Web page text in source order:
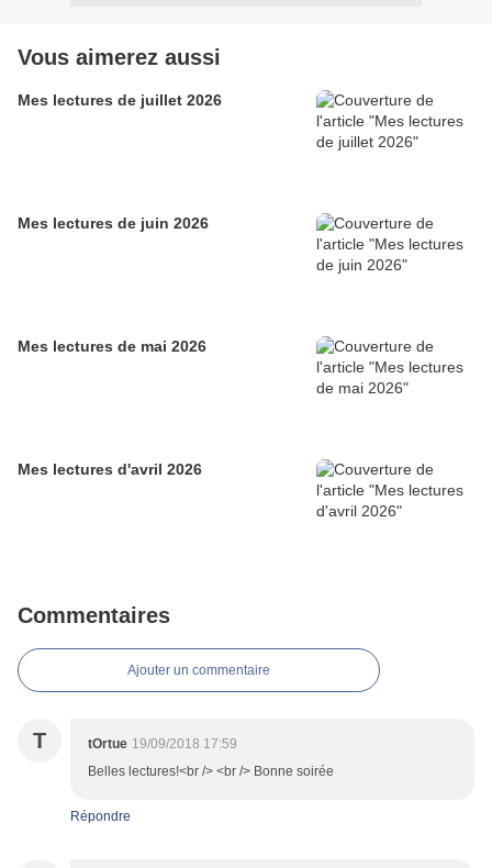
Vous aimerez aussi
Mes lectures de juillet 2026
Mes lectures de juin 2026
Mes lectures de mai 2026
Mes lectures d'avril 2026
Commentaires
Ajouter un commentaire
T tOrtue 19/09/2018 17:59
Belles lectures!<br /> <br /> Bonne soirée
Répondre